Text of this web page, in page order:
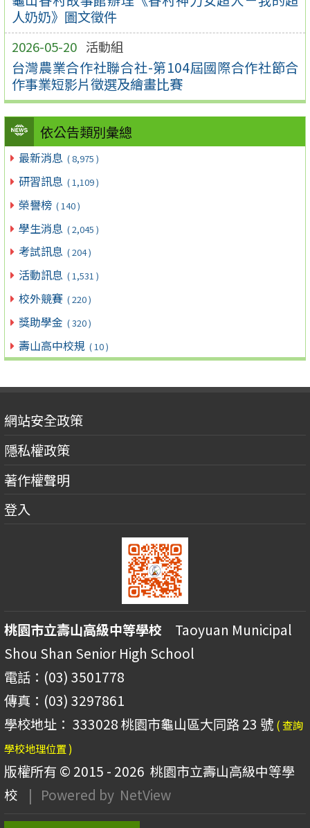
人奶奶》圖文徵件
2026-05-20 活動組
台灣農業合作社聯合社-第104屆國際合作社節合
作事業短影片徵選及繪畫比賽
依公告類別彙總
最新消息 ( 8,975 )
研習訊息 ( 1,109 )
榮譽榜 ( 140 )
學生消息 ( 2,045 )
考試訊息 ( 204 )
活動訊息 ( 1,531 )
校外競賽 ( 220 )
獎助學金 ( 320 )
壽山高中校規 ( 10 )
網站安全政策
隱私權政策
著作權聲明
登入
桃園市立壽山高級中等學校 Taoyuan Municipal
Shou Shan Senior High School
電話：(03) 3501778
傳真：(03) 3297861
學校地址： 333028 桃園市龜山區大同路 23 號 ( 查詢
學校地理位置 )
版權所有 © 2015 - 2026 桃園市立壽山高級中等學
校
| Powered by NetView